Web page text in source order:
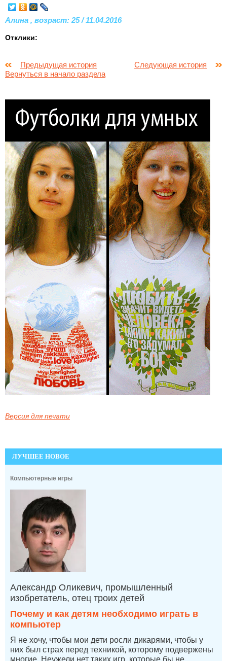
Алина , возраст: 25 / 11.04.2016
Отклики:
Предыдущая история
Следующая история
Вернуться в начало раздела
Версия для печати
ЛУЧШЕЕ НОВОЕ
Компьютерные игры
Александр Оликевич, промышленный
изобретатель, отец троих детей
Почему и как детям необходимо играть в
компьютер
Я не хочу, чтобы мои дети росли дикарями, чтобы у
них был страх перед техникой, которому подвержены
многие. Неужели нет таких игр, которые бы не